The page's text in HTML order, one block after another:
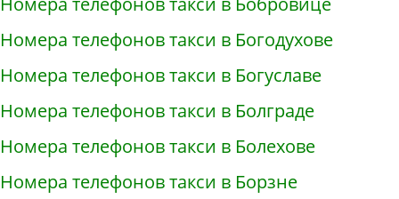
Номера телефонов такси в Богодухове
Номера телефонов такси в Богуславе
Номера телефонов такси в Болграде
Номера телефонов такси в Болехове
Номера телефонов такси в Борзне